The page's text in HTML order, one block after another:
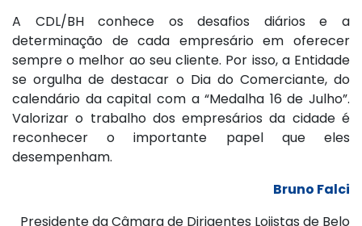
A CDL/BH conhece os desafios diários e a
determinação de cada empresário em oferecer
sempre o melhor ao seu cliente. Por isso, a Entidade
se orgulha de destacar o Dia do Comerciante, do
calendário da capital com a “Medalha 16 de Julho”.
Valorizar o trabalho dos empresários da cidade é
reconhecer o importante papel que eles
desempenham.
Bruno Falci
Presidente da Câmara de Dirigentes Lojistas de Belo